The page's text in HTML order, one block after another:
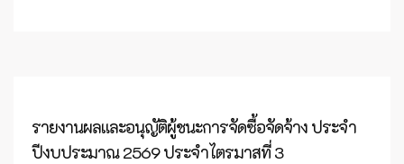
รายงานผลและอนุญัติผู้ชนะการจัดซื้อจัดจ้าง ประจำ
ปีงบประมาณ 2569 ประจำไตรมาสที่ 3